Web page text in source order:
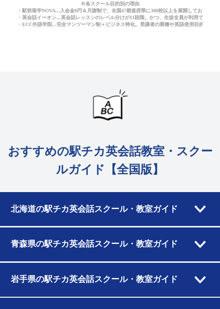
※各スクール目的別の理由
・駅前留学NOVA...入会金0円＆月謝制で、全国47都道府県に300校以上を展開しており、
・英会話イーオン...英会話レッスンのレベル分けが11段階。かつ、生徒全員が利用できる
・ECC外語学院...完全マンツーマン制＋ビジネス特化。受講者の業種や英語使用目的に応
おすすめの駅チカ英会話教室・スクー
ルガイド【全国版】
北海道の駅チカ英会話スクール・教室ガイド
青森県の駅チカ英会話スクール・教室ガイド
岩手県の駅チカ英会話スクール・教室ガイド